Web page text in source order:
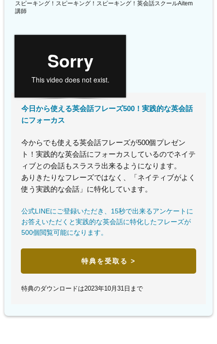
スピーキング！スピーキング！スピーキング！英会話スクールAitem
講師
今日から使える英会話フレーズ500！実践的な英会話
にフォーカス
今からでも使える英会話フレーズが500個プレゼン
ト！実践的な英会話にフォーカスしているのでネイテ
ィブとの会話もスラスラ出来るようになります。
ありきたりなフレーズではなく、「ネイティブがよく
使う実践的な会話」に特化しています。
公式LINEにご登録いただき、15秒で出来るアンケートに
お答えいただくと実践的な英会話に特化したフレーズが
500個閲覧可能になります。
特典を受取る >
特典のダウンロードは2023年10月31日まで